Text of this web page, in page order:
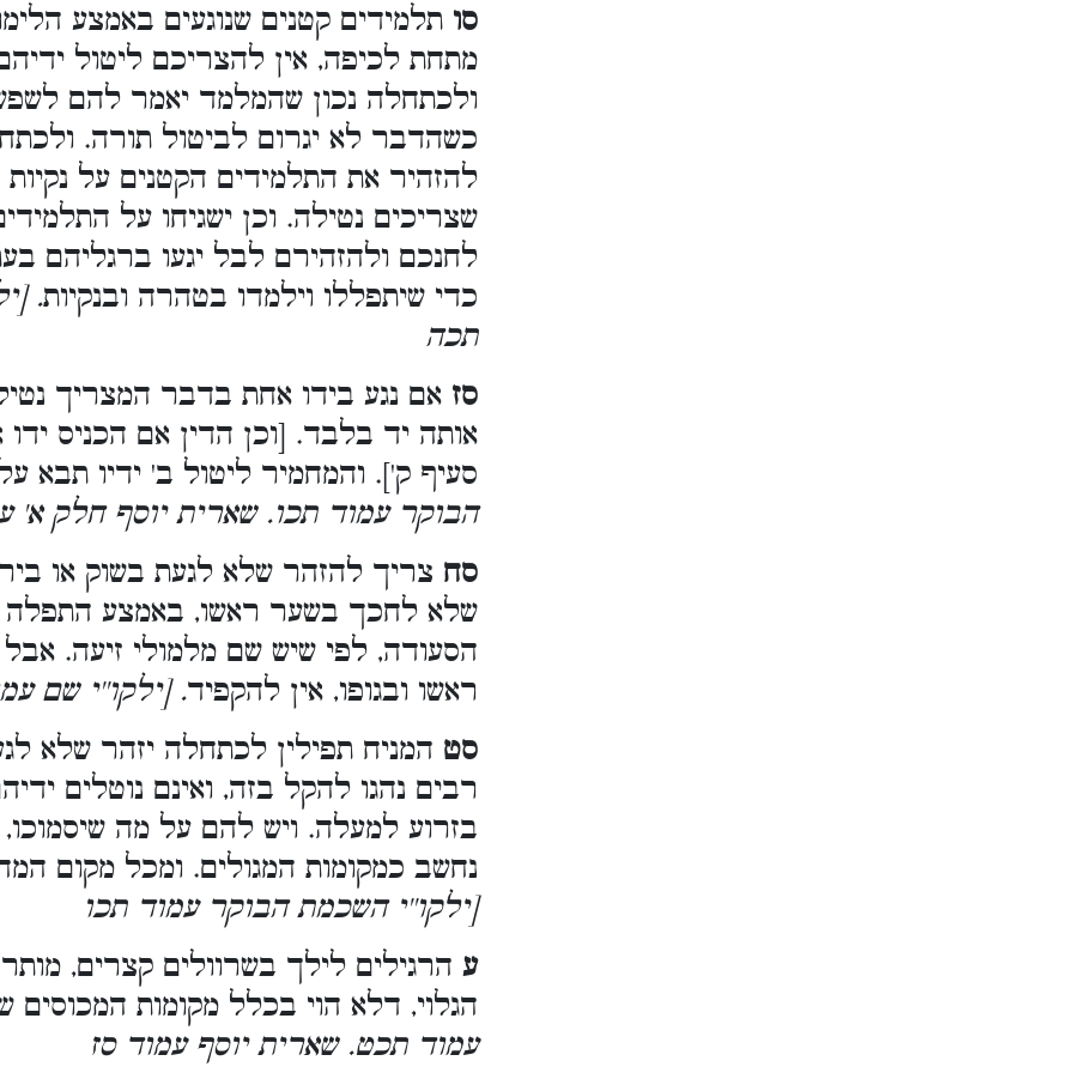
סו תלמידים קטנים שנוגעים באמצע
מתחת לכיפה, אין להצריכם ליטול
ולכתחלה נכון שהמלמד יאמר להם
כשהדבר לא יגרום לביטול תורה.
להזהיר את התלמידים הקטנים על
שצריכים נטילה. וכן ישגיחו על
לחנכם ולהזהירם לבל יגעו ברגליהם
כדי שיתפללו וילמדו בטהרה ובנקיות.
תכה
סז אם נגע בידו אחת בדבר המצריך
אותה יד בלבד. [וכן הדין אם הכניס
סעיף ק']. והמחמיר ליטול ב' ידיו תבא
הבוקר עמוד תכו. שארית יוסף חלק א'
סח צריך להזהר שלא לגעת בשוק או
שלא לחכך בשער ראשו, באמצע התפלה
הסעודה, לפי שיש שם מלמולי זיעה.
ראשו ובגופו, אין להקפיד. [ילקו''י שם
סט המניח תפילין לכתחלה יזהר שלא
רבים נהגו להקל בזה, ואינם נוטלים
בזרוע למעלה. ויש להם על מה
נחשב כמקומות המגולים. ומכל מקום
[ילקו''י השכמת הבוקר עמוד תכו
ע הרגילים לילך בשרוולים קצרים,
הגלוי, דלא הוי בכלל מקומות המכוסים
עמוד תכט. שארית יוסף עמוד סז